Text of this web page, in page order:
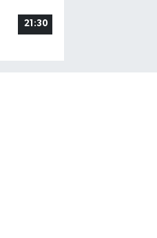
21:30